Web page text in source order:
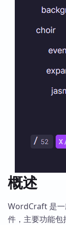
概述
WordCraft 是
件，主要功能